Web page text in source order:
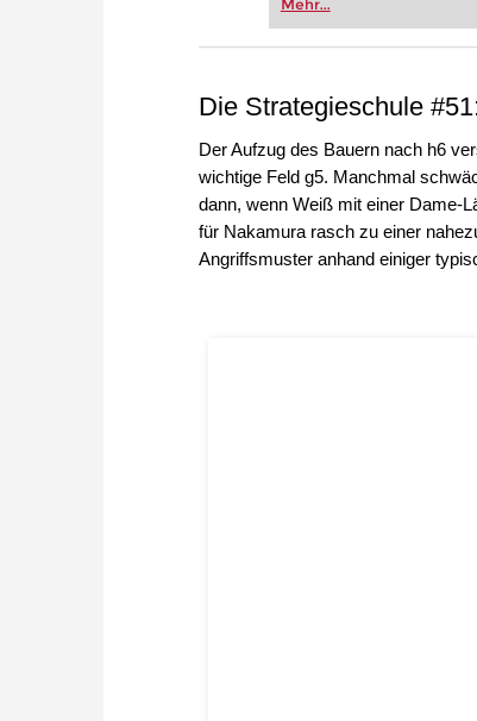
Mehr...
Die Strategieschule
Der Aufzug des Bauern nach h6
wichtige Feld g5. Manchmal
dann, wenn Weiß mit einer Dame-
für Nakamura rasch zu einer
Angriffsmuster anhand einiger